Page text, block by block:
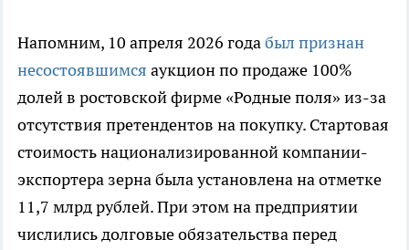
Напомним, 10 апреля 2026 годабыл признан
несостоявшимся аукцион по продаже 100%
долей в ростовской фирме «Родные поля» из-за
отсутствия претендентов на покупку. Стартовая
стоимость национализированной компании-
экспортера зерна была установлена на отметке
11,7 млрд рублей. При этом на предприятии
числились долговые обязательства перед